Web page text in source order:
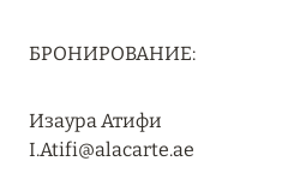
СКИДКИ ДО 30 % ОТ
РАЗМЕЩЕНИЕ ВЕСНОЙ
БРОНИРОВАНИЕ:
Изаура Атифи
I.Atifi@alacarte.ae